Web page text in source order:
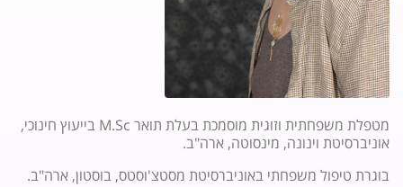
מטפלת משפחתית וזוגית מוסמכת בעלת תואר M.Sc בייעוץ חינוכי,
אוניברסיטת וינונה, מינסוטה, ארה"ב.
בוגרת טיפול משפחתי באוניברסיטת מסטצ'וסטס, בוסטון, ארה"ב.